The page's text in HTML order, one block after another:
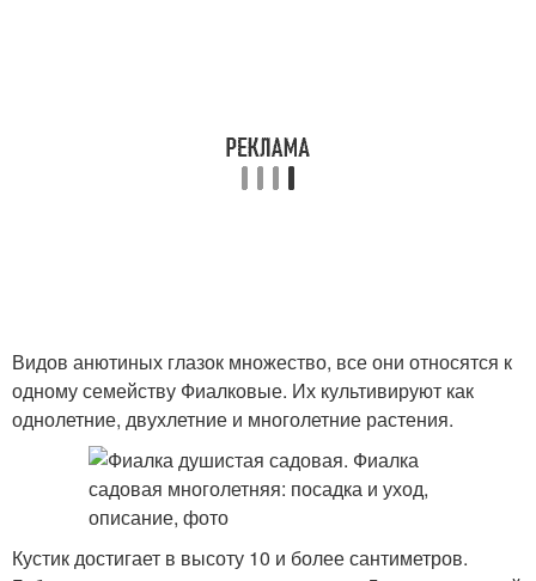
Видов анютиных глазок множество, все они относятся к
одному семейству Фиалковые. Их культивируют как
однолетние, двухлетние и многолетние растения.
Кустик достигает в высоту 10 и более сантиметров.